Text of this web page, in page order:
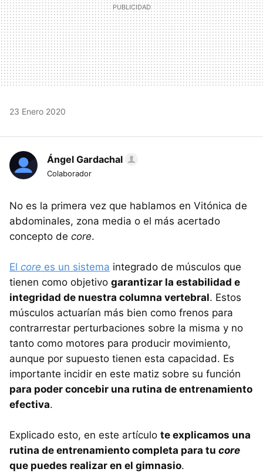
23 Enero 2020
Ángel Gardachal
Colaborador
No es la primera vez que hablamos en Vitónica de
abdominales, zona media o el más acertado
concepto de core.
El core es un sistema integrado de músculos que
tienen como objetivo garantizar la estabilidad e
integridad de nuestra columna vertebral. Estos
músculos actuarían más bien como frenos para
contrarrestar perturbaciones sobre la misma y no
tanto como motores para producir movimiento,
aunque por supuesto tienen esta capacidad. Es
importante incidir en este matiz sobre su función
para poder concebir una rutina de entrenamiento
efectiva.
Explicado esto, en este artículo te explicamos una
rutina de entrenamiento completa para tu core
que puedes realizar en el gimnasio.